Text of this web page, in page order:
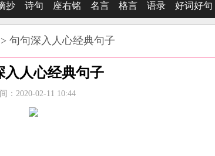
抄 诗句 座右铭 名言 格言 语录 好词好句
> 句句深入人心经典句子
入人心经典句子
：2020-02-11 10:44